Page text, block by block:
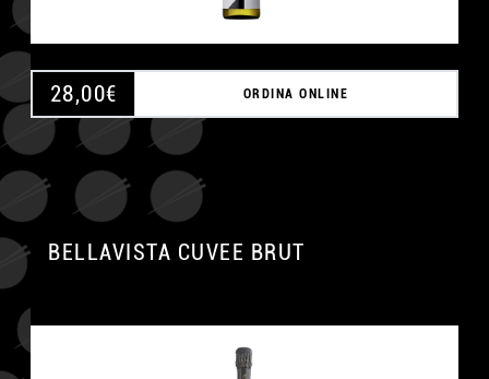
28,00€ ORDINA ONLINE
BELLAVISTA CUVEE BRUT